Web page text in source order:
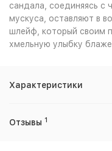
сандала, соединяясь с
мускуса, оставляют в
шлейф, который своим
хмельную улыбку
Характеристики
Отзывы 1